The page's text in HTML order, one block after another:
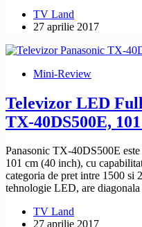
TV Land
27 aprilie 2017
Mini-Review
Televizor LED
TX-40DS500E,
Panasonic TX-40DS500E
101 cm (40 inch), cu
categoria de pret intre 1500 si
tehnologie LED, are
TV Land
27 aprilie 2017